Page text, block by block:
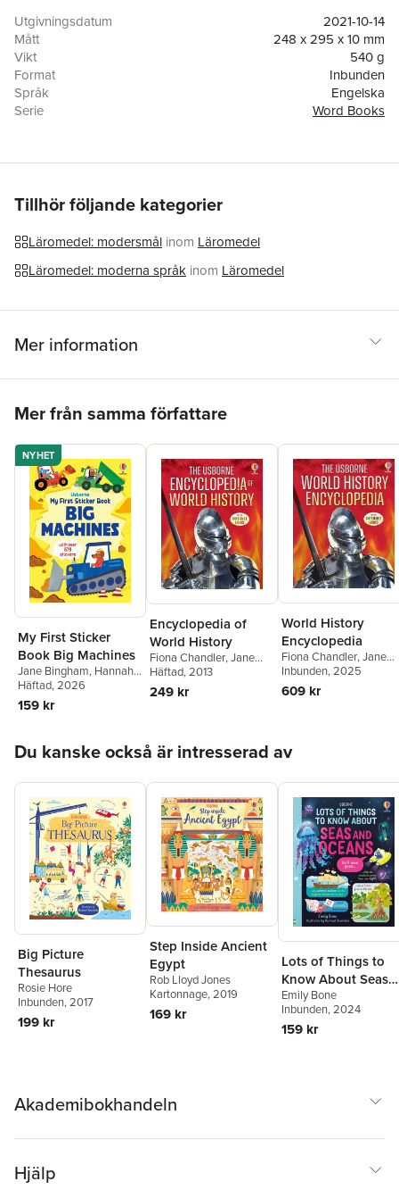
Utgivningsdatum
2021-10-14
Mått
248 x 295 x 10 mm
Vikt
540 g
Format
Inbunden
Språk
Engelska
Serie
Word Books
Illustratör
Rachal Saunders
Tillhör följande kategorier
Läromedel: modersmål inom Läromedel
Läromedel: moderna språk inom Läromedel
Mer information
Mer från samma författare
NYHET
My First Sticker
Book Big Machines
Jane Bingham, Hannah
Watson
Häftad, 2026
159 kr
Encyclopedia of
World History
Fiona Chandler,Jane
Bingham,Sam Taplin
Häftad, 2013
249 kr
World History
Encyclopedia
Fiona Chandler,Jane
Bingham
Inbunden, 2025
609 kr
Du kanske också är intresserad av
Big Picture
Thesaurus
Rosie Hore
Inbunden, 2017
199 kr
Step Inside Ancient
Egypt
Rob Lloyd Jones
Kartonnage, 2019
169 kr
Lots of Things to
Know About Seas
and Oceans
Emily Bone
Inbunden, 2024
159 kr
Akademibokhandeln
Hjälp